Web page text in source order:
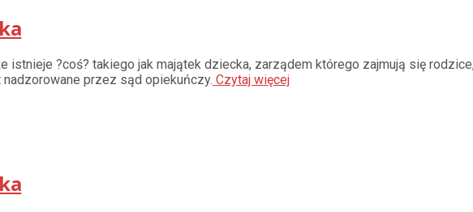
istnieje ?coś? takiego jak majątek dziecka, zarządem którego zajmują się
przez sąd opiekuńczy. Czytaj więcej